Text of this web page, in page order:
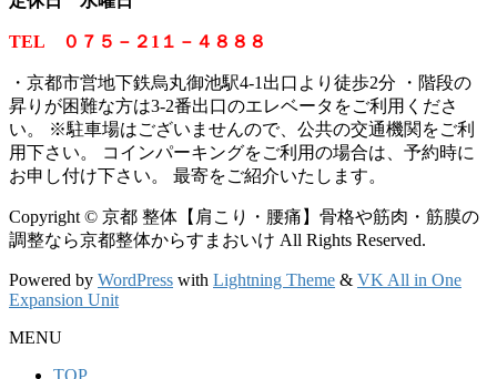
TEL ０７５－２1１－４８８８
・京都市営地下鉄烏丸御池駅4-1出口より徒歩2分 ・階段の
昇りが困難な方は3-2番出口のエレベータをご利用くださ
い。
※駐車場はございませんので、公共の交通機関をご利
用下さい。 コインパーキングをご利用の場合は、予約時に
お申し付け下さい。 最寄をご紹介いたします。
Copyright © 京都 整体【肩こり・腰痛】骨格や筋肉・筋膜の
調整なら京都整体からすまおいけ All Rights Reserved.
Powered by WordPress with Lightning Theme & VK All in One
Expansion Unit
MENU
TOP